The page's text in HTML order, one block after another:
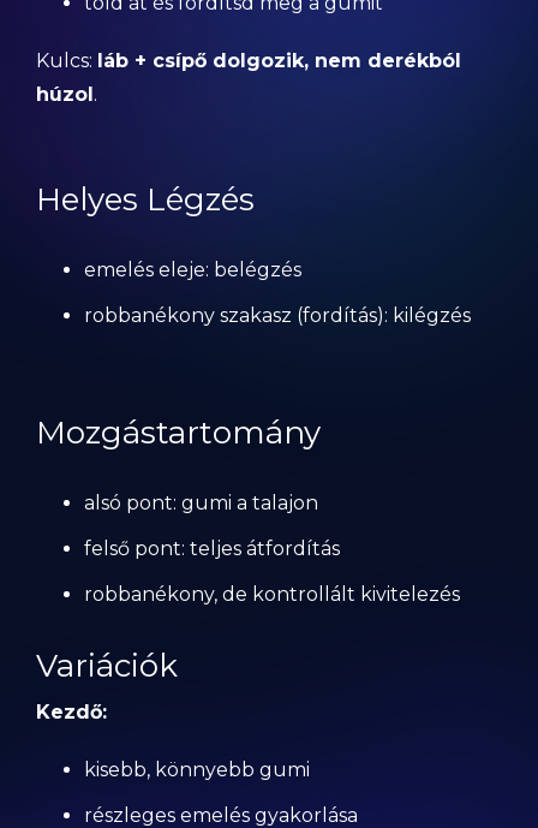
Kulcs: láb + csípő dolgozik, nem derékból
húzol.
Helyes Légzés
emelés eleje: belégzés
robbanékony szakasz (fordítás): kilégzés
Mozgástartomány
alsó pont: gumi a talajon
felső pont: teljes átfordítás
robbanékony, de kontrollált kivitelezés
Variációk
Kezdő:
kisebb, könnyebb gumi
részleges emelés gyakorlása